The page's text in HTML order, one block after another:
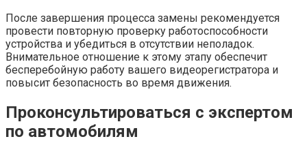
После завершения процесса замены рекомендуется
провести повторную проверку работоспособности
устройства и убедиться в отсутствии неполадок.
Внимательное отношение к этому этапу обеспечит
бесперебойную работу вашего видеорегистратора и
повысит безопасность во время движения.
Проконсультироваться с экспертом
по автомобилям